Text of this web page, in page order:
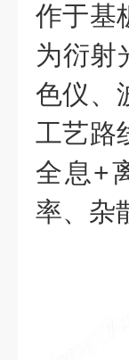
作于基
为衍射
色仪、
工艺路
全息+
率、杂